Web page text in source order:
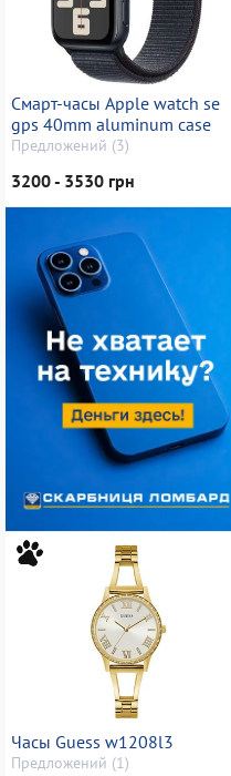
Смарт-часы Apple watch se
gps 40mm aluminum case
Предложений (3)
3200 - 3530 грн
Часы Guess w1208l3
Предложений (1)